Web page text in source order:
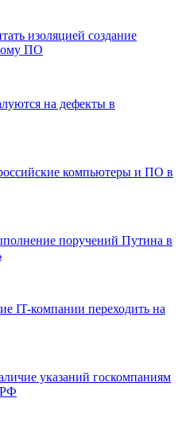
изоляцией создание
ПО
на дефекты в
компьютеры и ПО в
поручений Путина в
IT-компании переходить на
указаний госкомпаниям
РФ